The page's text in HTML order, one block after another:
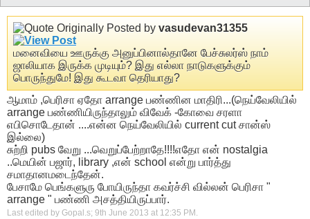
Originally Posted by vasudevan31355
மனைவியை ஊருக்கு அனுப்பினால்தானே பேச்சுலர்ஸ் நாம்
ஜாலியாக இருக்க முடியும்? இது எல்லா நாடுகளுக்கும்
பொருந்துமே! இது கூடவா தெரியாது?
ஆமாம் ,பெரிசா ஏதோ arrange பண்ணின மாதிரி...(நெய்வேலியில்
arrange பண்ணியிருந்தாலும் விவேக் -கோவை சரளா
எபிசொடேதான் ....என்ன நெய்வேலியில் current cut சான்ஸ்
இல்லை)
சுற்றி pubs வேறு ...வெறுப்பேற்றாதே!!!!எதோ என் nostalgia
..மெயின் பஜார், library ,என் school என்று பார்த்து
சமாதானமடைந்தேன்.
பேசாமே பெங்களுரு போயிருந்தா கவர்ச்சி வில்லன் பெரிசா "
arrange " பண்ணி அசத்தியிருப்பார்.
Last edited by Gopal.s; 9th June 2013 at 12:35 PM .